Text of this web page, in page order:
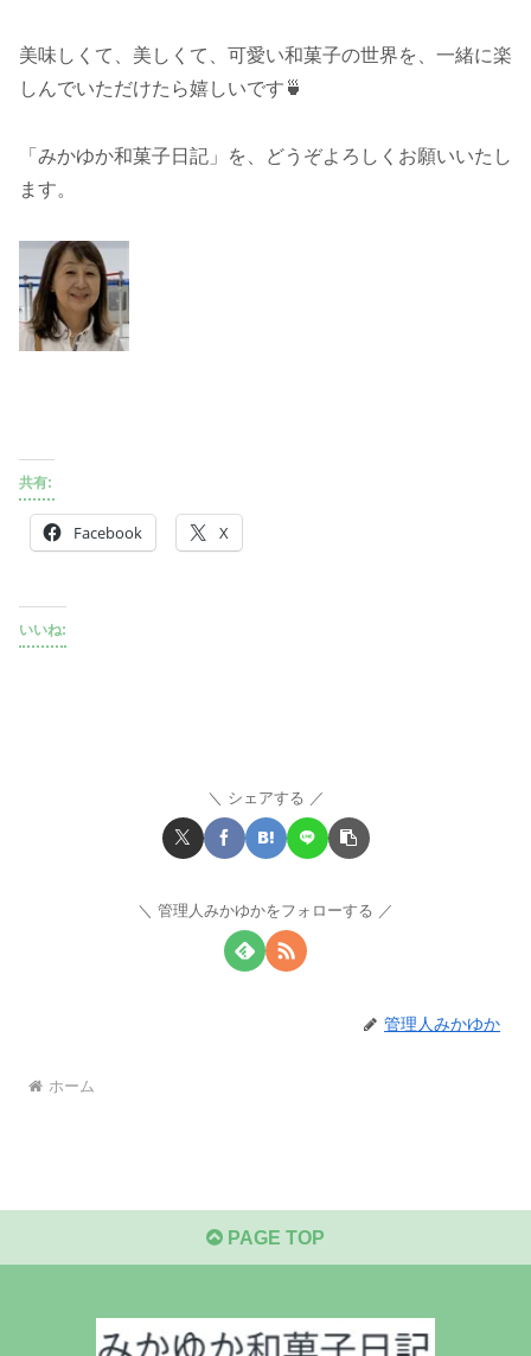
美味しくて、美しくて、可愛い和菓子の世界を、一緒に楽
しんでいただけたら嬉しいです🍵
「みかゆか和菓子日記」を、どうぞよろしくお願いいたし
ます。
共有:
Facebook X
いいね:
シェアする
管理人みかゆかをフォローする
管理人みかゆか
ホーム
PAGE TOP